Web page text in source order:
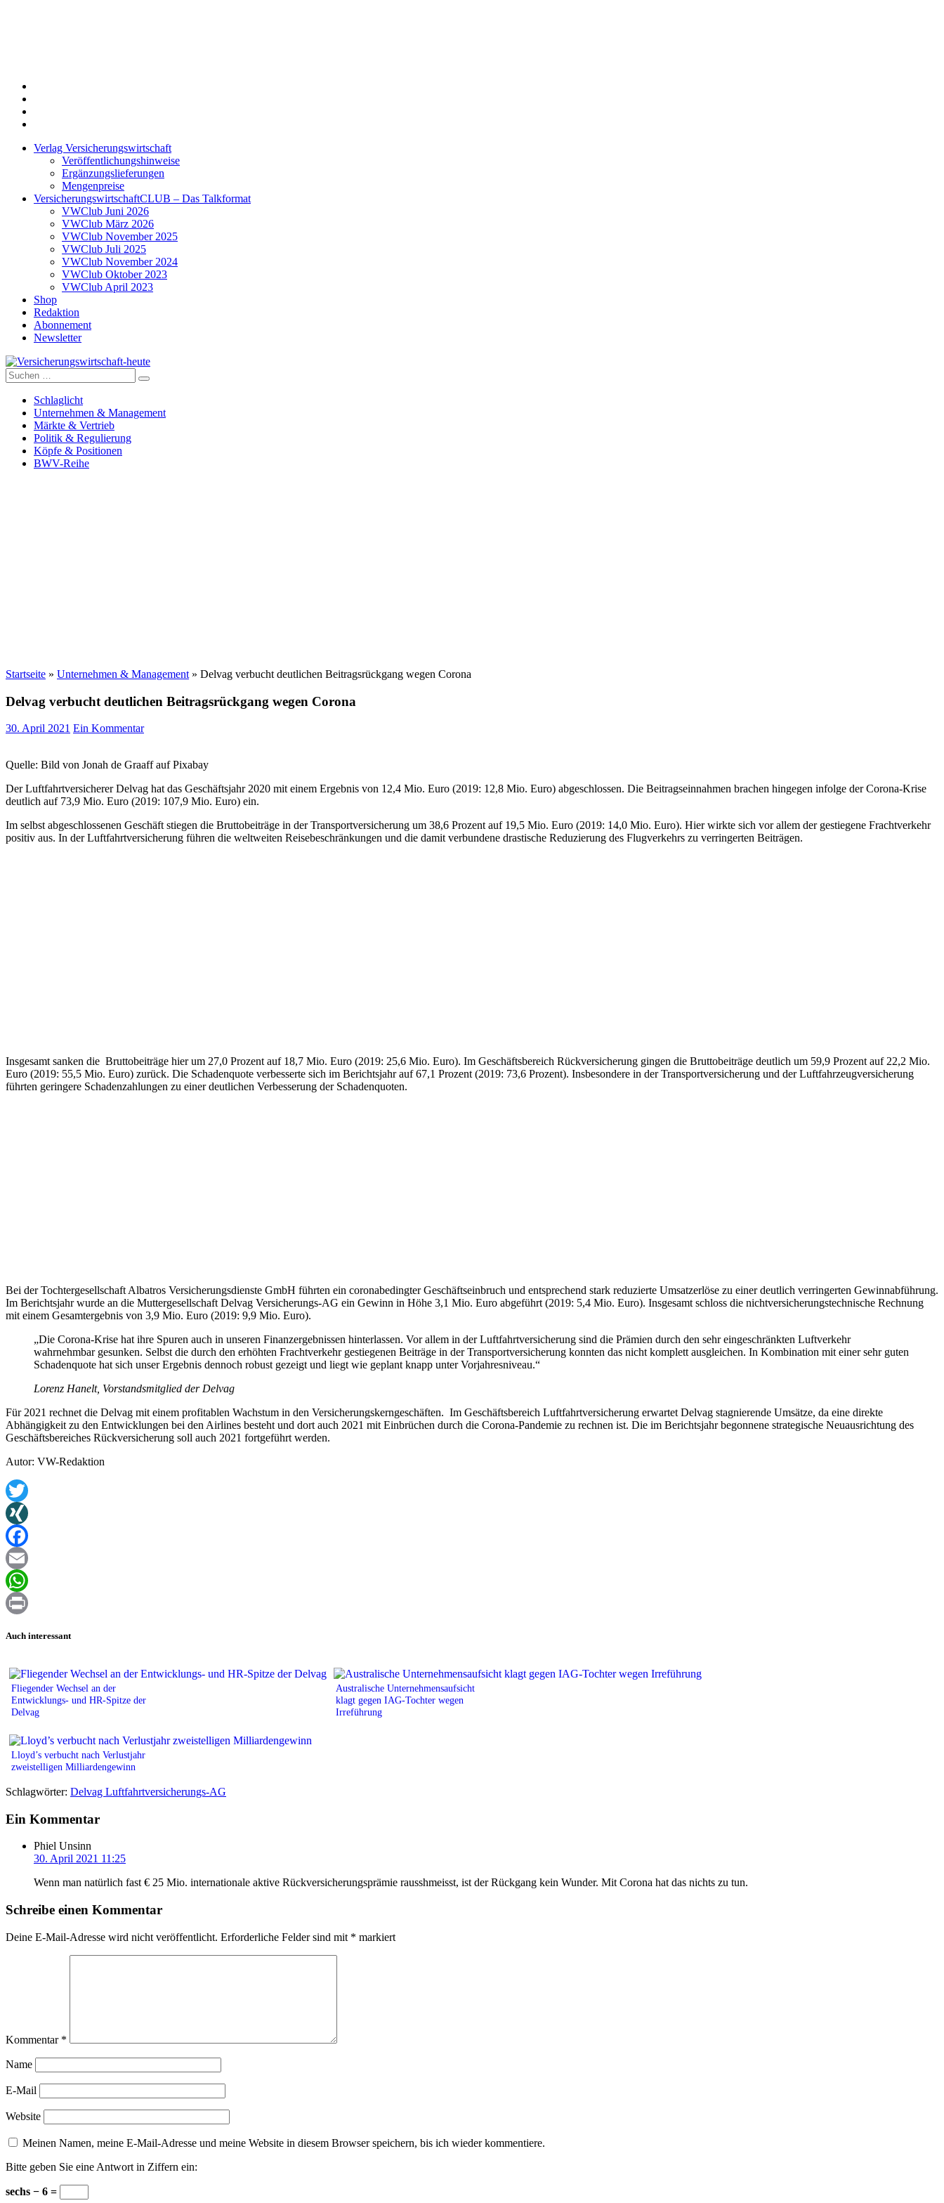
Verlag Versicherungswirtschaft
Veröffentlichungshinweise
Ergänzungslieferungen
Mengenpreise
VersicherungswirtschaftCLUB – Das Talkformat
VWClub Juni 2026
VWClub März 2026
VWClub November 2025
VWClub Juli 2025
VWClub November 2024
VWClub Oktober 2023
VWClub April 2023
Shop
Redaktion
Abonnement
Newsletter
Versicherungswirtschaft-heute
Suche
nach:
Schlaglicht
Unternehmen & Management
Märkte & Vertrieb
Politik & Regulierung
Köpfe & Positionen
BWV-Reihe
Startseite » Unternehmen & Management » Delvag verbucht deutlichen Beitragsrückgang wegen Corona
Delvag verbucht deutlichen Beitragsrückgang wegen Corona
30. April 2021 Ein Kommentar
Quelle: Bild von Jonah de Graaff auf Pixabay
Der Luftfahrtversicherer Delvag hat das Geschäftsjahr 2020 mit einem Ergebnis von 12,4 Mio. Euro (2019: 12,8 Mio. Euro) abgeschlossen. Die Beitragseinnahmen brachen hingegen infolge der Corona-Krise
deutlich auf 73,9 Mio. Euro (2019: 107,9 Mio. Euro) ein.
Im selbst abgeschlossenen Geschäft stiegen die Bruttobeiträge in der Transportversicherung um 38,6 Prozent auf 19,5 Mio. Euro (2019: 14,0 Mio. Euro). Hier wirkte sich vor allem der gestiegene Frachtverkehr
positiv aus. In der Luftfahrtversicherung führen die weltweiten Reisebeschränkungen und die damit verbundene drastische Reduzierung des Flugverkehrs zu verringerten Beiträgen.
Insgesamt sanken die Bruttobeiträge hier um 27,0 Prozent auf 18,7 Mio. Euro (2019: 25,6 Mio. Euro). Im Geschäftsbereich Rückversicherung gingen die Bruttobeiträge deutlich um 59,9 Prozent auf 22,2 Mio.
Euro (2019: 55,5 Mio. Euro) zurück. Die Schadenquote verbesserte sich im Berichtsjahr auf 67,1 Prozent (2019: 73,6 Prozent). Insbesondere in der Transportversicherung und der Luftfahrzeugversicherung
führten geringere Schadenzahlungen zu einer deutlichen Verbesserung der Schadenquoten.
Bei der Tochtergesellschaft Albatros Versicherungsdienste GmbH führten ein coronabedingter Geschäftseinbruch und entsprechend stark reduzierte Umsatzerlöse zu einer deutlich verringerten Gewinnabführung.
Im Berichtsjahr wurde an die Muttergesellschaft Delvag Versicherungs-AG ein Gewinn in Höhe 3,1 Mio. Euro abgeführt (2019: 5,4 Mio. Euro). Insgesamt schloss die nichtversicherungstechnische Rechnung
mit einem Gesamtergebnis von 3,9 Mio. Euro (2019: 9,9 Mio. Euro).
„Die Corona-Krise hat ihre Spuren auch in unseren Finanzergebnissen hinterlassen. Vor allem in der Luftfahrtversicherung sind die Prämien durch den sehr eingeschränkten Luftverkehr
wahrnehmbar gesunken. Selbst die durch den erhöhten Frachtverkehr gestiegenen Beiträge in der Transportversicherung konnten das nicht komplett ausgleichen. In Kombination mit einer sehr guten
Schadenquote hat sich unser Ergebnis dennoch robust gezeigt und liegt wie geplant knapp unter Vorjahresniveau.“
Lorenz Hanelt, Vorstandsmitglied der Delvag
Für 2021 rechnet die Delvag mit einem profitablen Wachstum in den Versicherungskerngeschäften. Im Geschäftsbereich Luftfahrtversicherung erwartet Delvag stagnierende Umsätze, da eine direkte
Abhängigkeit zu den Entwicklungen bei den Airlines besteht und dort auch 2021 mit Einbrüchen durch die Corona-Pandemie zu rechnen ist. Die im Berichtsjahr begonnene strategische Neuausrichtung des
Geschäftsbereiches Rückversicherung soll auch 2021 fortgeführt werden.
Autor: VW-Redaktion
Twitter
XING
Facebook
Email
WhatsApp
Auch interessant
Fliegender Wechsel an der
Entwicklungs‑ und HR-Spitze der
Delvag
Australische Unternehmensaufsicht
klagt gegen IAG-Tochter wegen
Irreführung
Lloyd’s verbucht nach Verlustjahr
zweistelligen Milliardengewinn
Schlagwörter: Delvag Luftfahrtversicherungs-AG
Ein Kommentar
Phiel Unsinn
30. April 2021 11:25
Wenn man natürlich fast € 25 Mio. internationale aktive Rückversicherungsprämie rausshmeisst, ist der Rückgang kein Wunder. Mit Corona hat das nichts zu tun.
Schreibe einen Kommentar
Deine E-Mail-Adresse wird nicht veröffentlicht. Erforderliche Felder sind mit * markiert
Kommentar *
Name
E-Mail
Website
Meinen Namen, meine E-Mail-Adresse und meine Website in diesem Browser speichern, bis ich wieder kommentiere.
Bitte geben Sie eine Antwort in Ziffern ein:
sechs − 6 =